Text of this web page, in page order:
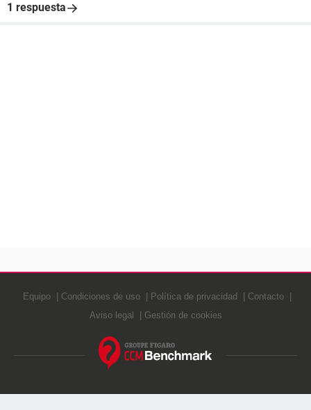
1 respuesta
Equipo Condiciones de uso Política de privacidad
Contacto
Aviso legal
Gestión de cookies